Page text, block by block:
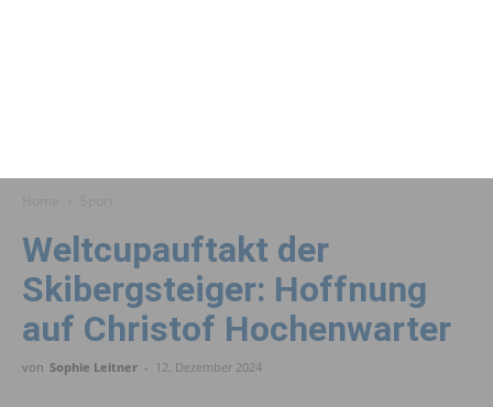
Weltcupauftakt der
Skibergsteiger: Hoffnung
auf Christof Hochenwarter
von Sophie Leitner - 12. Dezember 2024